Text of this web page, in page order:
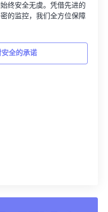
终安全无虞。凭借先进的
的监控，我们全方位保障
全的承诺